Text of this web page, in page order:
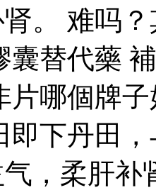
。 难吗
囊替代藥
片哪個牌
即下丹田
，柔肝